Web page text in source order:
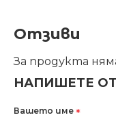
Отзиви
За продукта
НАПИШЕТЕ
Вашето име